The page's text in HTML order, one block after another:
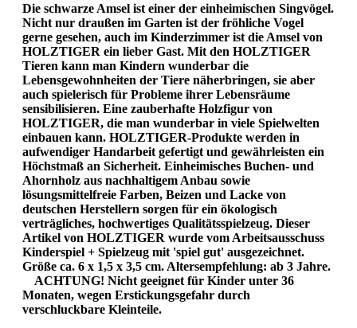
Die schwarze Amsel ist einer der einheimischen Singvögel.
Nicht nur draußen im Garten ist der fröhliche Vogel
gerne gesehen, auch im Kinderzimmer ist die Amsel von
HOLZTIGER ein lieber Gast. Mit den HOLZTIGER
Tieren kann man Kindern wunderbar die
Lebensgewohnheiten der Tiere näherbringen, sie aber
auch spielerisch für Probleme ihrer Lebensräume
sensibilisieren. Eine zauberhafte Holzfigur von
HOLZTIGER, die man wunderbar in viele Spielwelten
einbauen kann. HOLZTIGER-Produkte werden in
aufwendiger Handarbeit gefertigt und gewährleisten ein
Höchstmaß an Sicherheit. Einheimisches Buchen- und
Ahornholz aus nachhaltigem Anbau sowie
lösungsmittelfreie Farben, Beizen und Lacke von
deutschen Herstellern sorgen für ein ökologisch
verträgliches, hochwertiges Qualitätsspielzeug. Dieser
Artikel von HOLZTIGER wurde vom Arbeitsausschuss
Kinderspiel + Spielzeug mit 'spiel gut' ausgezeichnet.
Größe ca. 6 x 1,5 x 3,5 cm. Altersempfehlung: ab 3 Jahre.
ACHTUNG! Nicht geeignet für Kinder unter 36
Monaten, wegen Erstickungsgefahr durch
verschluckbare Kleinteile.